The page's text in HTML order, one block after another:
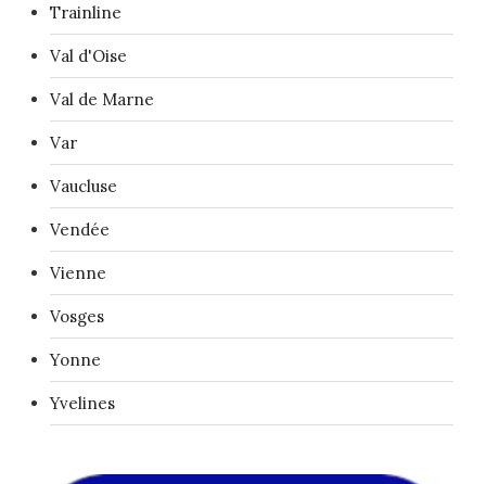
Trainline
Val d'Oise
Val de Marne
Var
Vaucluse
Vendée
Vienne
Vosges
Yonne
Yvelines